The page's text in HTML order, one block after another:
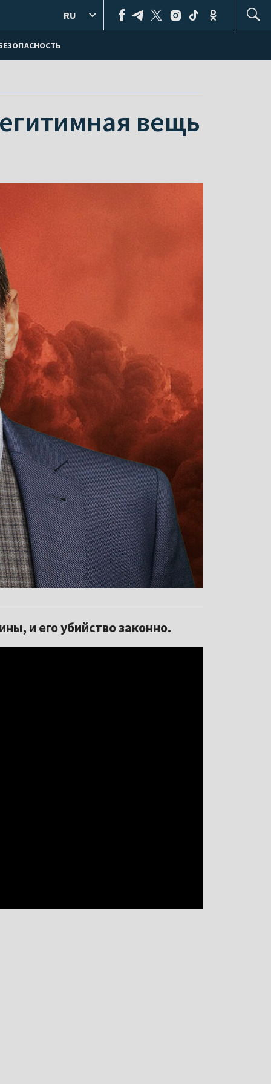
RU
вещь
и его убийство законно.